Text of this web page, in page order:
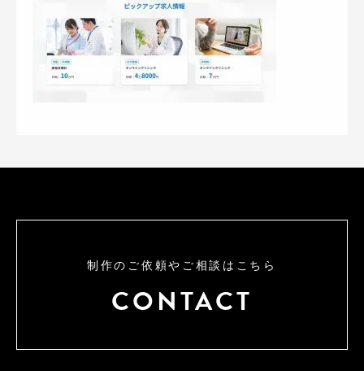
制作のご依頼やご相談はこちら
CONTACT